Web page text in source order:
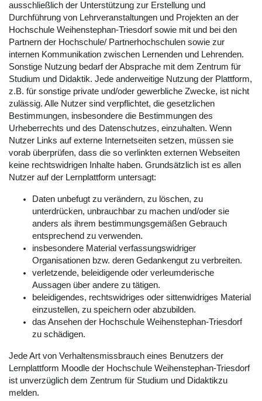
ausschließlich der Unterstützung zur Erstellung und
Durchführung von Lehrveranstaltungen und Projekten an der
Hochschule Weihenstephan-Triesdorf sowie mit und bei den
Partnern der Hochschule/ Partnerhochschulen sowie zur
internen Kommunikation zwischen Lernenden und Lehrenden.
Sonstige Nutzung bedarf der Absprache mit dem Zentrum für
Studium und Didaktik. Jede anderweitige Nutzung der Plattform,
z.B. für sonstige private und/oder gewerbliche Zwecke, ist nicht
zulässig. Alle Nutzer sind verpflichtet, die gesetzlichen
Bestimmungen, insbesondere die Bestimmungen des
Urheberrechts und des Datenschutzes, einzuhalten. Wenn
Nutzer Links auf externe Internetseiten setzen, müssen sie
vorab überprüfen, dass die so verlinkten externen Webseiten
keine rechtswidrigen Inhalte haben. Grundsätzlich ist es allen
Nutzer auf der Lernplattform untersagt:
Daten unbefugt zu verändern, zu löschen, zu
unterdrücken, unbrauchbar zu machen und/oder sie
anders als ihrem bestimmungsgemäßen Gebrauch
entsprechend zu verwenden.
insbesondere Material verfassungswidriger
Organisationen bzw. deren Gedankengut zu verbreiten.
verletzende, beleidigende oder verleumderische
Aussagen über andere zu tätigen.
beleidigendes, rechtswidriges oder sittenwidriges Material
einzustellen, zu speichern oder abzubilden.
das Ansehen der Hochschule Weihenstephan-Triesdorf
zu schädigen.
Jede Art von Verhaltensmissbrauch eines Benutzers der
Lernplattform Moodle der Hochschule Weihenstephan-Triesdorf
ist unverzüglich dem Zentrum für Studium und Didaktikzu
melden.